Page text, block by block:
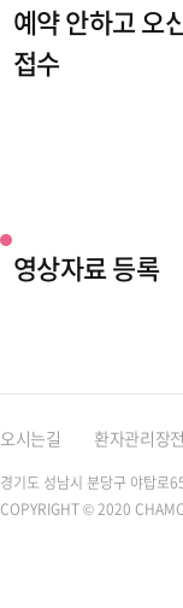
예약 안하고 오
접수
영상자료 등록
오시는길 환자관리장전
경기도 성남시 분당구 야탑로
COPYRIGHT © 2020